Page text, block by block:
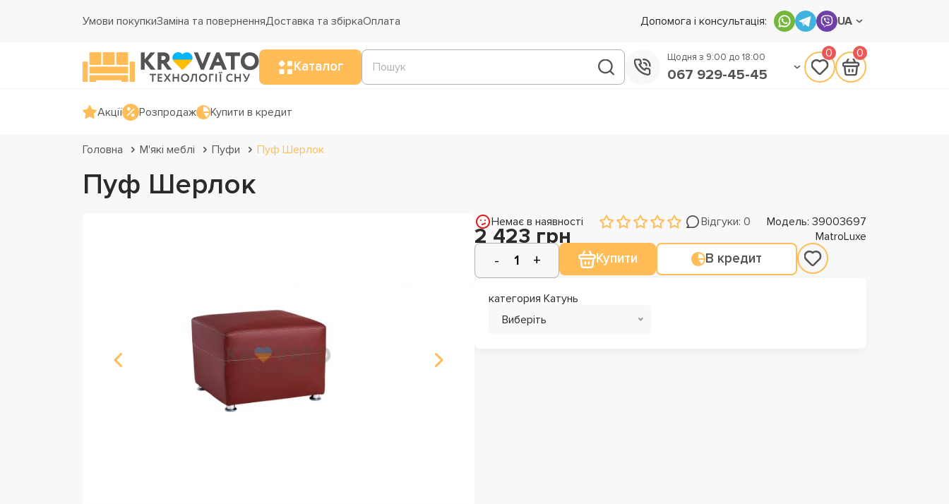
Умови покупкиЗаміна та поверненняДоставка та збіркаОплата Допомога і консультація: UA
Каталог
Щодня з 9:00 до 18:00
067 929-45-45
0 0
Акції Розпродаж Купити в кредит
Головна М'які меблі Пуфи Пуф Шерлок
Пуф Шерлок
Немає в наявності Відгуки: 0 Модель: 39003697
2 423 грн MatroLuxe
Купити В кредит
категория Катунь
Виберіть